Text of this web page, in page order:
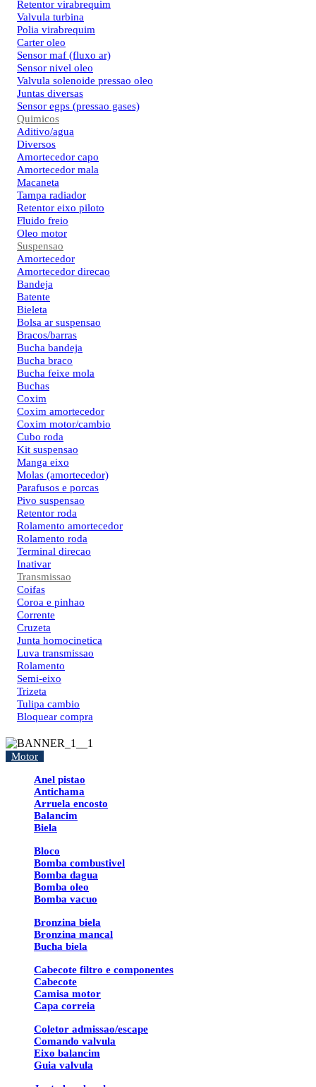
Retentor virabrequim
Valvula turbina
Polia virabrequim
Carter oleo
Sensor maf (fluxo ar)
Sensor nivel oleo
Valvula solenoide pressao oleo
Juntas diversas
Sensor egps (pressao gases)
Quimicos
Aditivo/agua
Diversos
Amortecedor capo
Amortecedor mala
Macaneta
Tampa radiador
Retentor eixo piloto
Fluido freio
Oleo motor
Suspensao
Amortecedor
Amortecedor direcao
Bandeja
Batente
Bieleta
Bolsa ar suspensao
Bracos/barras
Bucha bandeja
Bucha braco
Bucha feixe mola
Buchas
Coxim
Coxim amortecedor
Coxim motor/cambio
Cubo roda
Kit suspensao
Manga eixo
Molas (amortecedor)
Parafusos e porcas
Pivo suspensao
Retentor roda
Rolamento amortecedor
Rolamento roda
Terminal direcao
Inativar
Transmissao
Coifas
Coroa e pinhao
Corrente
Cruzeta
Junta homocinetica
Luva transmissao
Rolamento
Semi-eixo
Trizeta
Tulipa cambio
Bloquear compra
Motor
Anel pistao
Antichama
Arruela encosto
Balancim
Biela
Bloco
Bomba combustivel
Bomba dagua
Bomba oleo
Bomba vacuo
Bronzina biela
Bronzina mancal
Bucha biela
Cabecote filtro e componentes
Cabecote
Camisa motor
Capa correia
Coletor admissao/escape
Comando valvula
Eixo balancim
Guia valvula